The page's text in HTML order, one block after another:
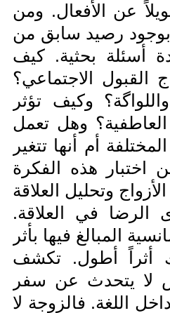
عن الأفعال. ومن
رصيد سابق من
أسئلة بحثية. كيف
القبول الاجتماعي؟
وكيف تؤثر
العاطفية؟ وهل تعمل
أم أنها تتغير
اختبار هذه الفكرة
وتحليل العلاقة
الرضا في العلاقة.
المبالغ فيها بأثر
أثراً أطول. تكشف
لا يتحدث عن سفر
اللغة. فالزوجة لا